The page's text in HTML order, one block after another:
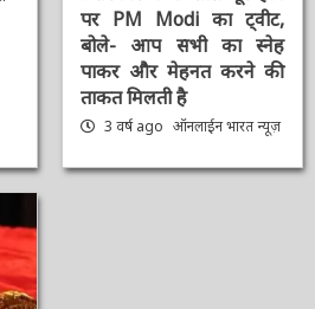
: सरकार के 9 साल पूरे होने
पर PM Modi का ट्वीट,
बोले- आप सभी का स्नेह
पाकर और मेहनत करने की
3 वर्ष ago ऑनलाईन भारत